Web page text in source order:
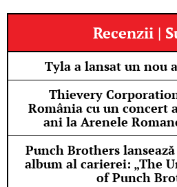
Recenzii |
Tyla a lansat un nou
Thievery
România cu un concert
ani la Arenele
Punch Brothers
album al carierei: „The
of Punch